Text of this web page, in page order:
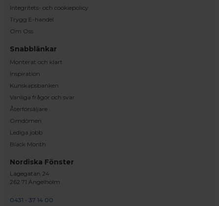
Integritets- och cookiepolicy
Trygg E-handel
Om Oss
Snabblänkar
Monterat och klart
Inspiration
Kunskapsbanken
Vanliga frågor och svar
Återförsäljare
Omdömen
Lediga jobb
Black Month
Nordiska Fönster
Lagegatan 24
262 71 Ängelholm
0431 - 37 14 00